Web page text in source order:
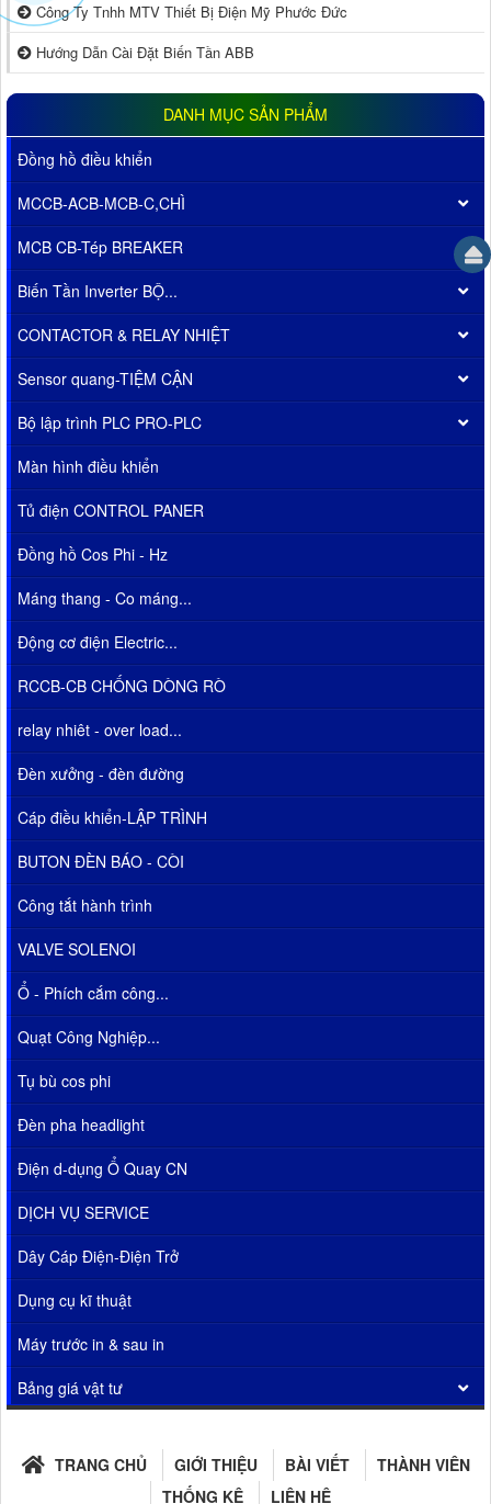
Công Ty Tnhh MTV Thiết Bị Điện Mỹ Phước Đức
Hướng Dẫn Cài Đặt Biến Tần ABB
DANH MỤC SẢN PHẨM
Đồng hồ điều khiển
MCCB-ACB-MCB-C,CHÌ
MCB CB-Tép BREAKER
Biến Tần Inverter BỘ...
CONTACTOR & RELAY NHIỆT
Sensor quang-TIỆM CẬN
Bộ lập trình PLC PRO-PLC
Màn hình điều khiển
Tủ điện CONTROL PANER
Đồng hồ Cos Phi - Hz
Máng thang - Co máng...
Động cơ điện Electric...
RCCB-CB CHỐNG DÒNG RÒ
relay nhiêt - over load...
Đèn xưởng - đèn đường
Cáp điều khiển-LẬP TRÌNH
BUTON ĐÈN BÁO - CÒI
Công tắt hành trình
VALVE SOLENOI
Ổ - Phích cắm công...
Quạt Công Nghiệp...
Tụ bù cos phi
Đèn pha headlight
Điện d-dụng Ổ Quay CN
DỊCH VỤ SERVICE
Dây Cáp Điện-Điện Trở
Dụng cụ kĩ thuật
Máy trước in & sau in
Bảng giá vật tư
TRANG CHỦ GIỚI THIỆU BÀI VIẾT
THÀNH VIÊN
THỐNG KÊ
LIÊN HỆ